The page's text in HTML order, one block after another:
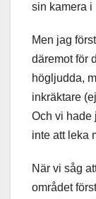
sin kamera i
Men jag
däremot för
högljudda,
inkräktare
Och vi hade
inte att leka
När vi såg
området